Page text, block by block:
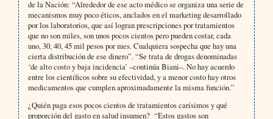
de la Nación: “Alrededor de ese acto médico se organiza una serie de
mecanismos muy poco éticos, anclados en el marketing desarrollado
por los laboratorios, que así logran prescripciones por tratamientos
que no son miles, son unos pocos cientos pero pueden costar, cada
uno, 30, 40, 45 mil pesos por mes. Cualquiera sospecha que hay una
cierta distribución de ese dinero”. “Se trata de drogas denominadas
‘de alto costo y baja incidencia’ –continúa Biani–. No hay acuerdo
entre los científicos sobre su efectividad, y a menor costo hay otros
medicamentos que cumplen aproximadamente la misma función.”
¿Quién paga esos pocos cientos de tratamientos carísimos y qué
proporción del gasto en salud insumen? “Estos gastos son